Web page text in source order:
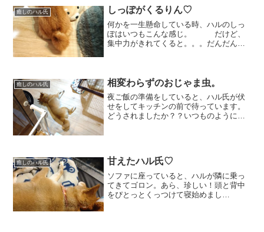
癒しのハル氏 しっぽがくるりん♡
何かを一生懸命している時、ハルのしっ
ぽはいつもこんな感じ。 だけど、
集中力がきれてくると。。。だんだん
の時、何をしているのか気づ...
癒しのハル氏 相変わらずのおじゃま虫。
夜ご飯の準備をしていると、ハル氏が伏
せをしてキッチンの前で待っています。
どうされましたか？？いつものように、
癒しのハル氏 甘えたハル氏♡
ソファに座っていると、ハルが隣に乗っ
てきてゴロン。あら、珍しい！頭と背中
をぴとっとくっつけて寝始めまし